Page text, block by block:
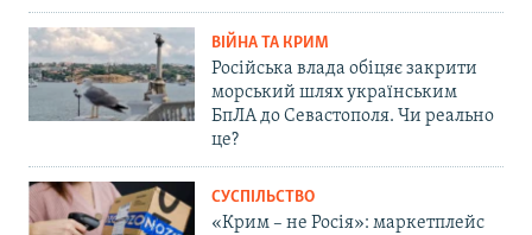
ВІЙНА ТА КРИМ
Російська влада обіцяє закрити
морський шлях українським
БпЛА до Севастополя. Чи реально
це?
СУСПІЛЬСТВО
«Крим – не Росія»: маркетплейс